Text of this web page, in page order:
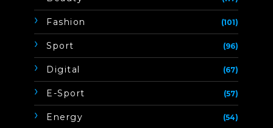
Fashion (101)
Sport (96)
Digital (67)
E-Sport (57)
Energy (54)